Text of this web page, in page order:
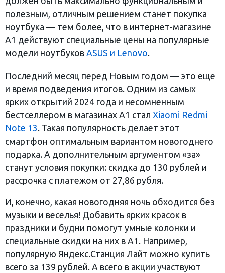
полезным, отличным решением станет покупка
ноутбука — тем более, что в интернет-магазине
А1 действуют специальные цены на популярные
модели ноутбуков ASUS и Lenovo.
Последний месяц перед Новым годом — это еще
и время подведения итогов. Одним из самых
ярких открытий 2024 года и несомненным
бестселлером в магазинах А1 стал Xiaomi Redmi
Note 13. Такая популярность делает этот
смартфон оптимальным вариантом новогоднего
подарка. А дополнительным аргументом «за»
станут условия покупки: скидка до 130 рублей и
рассрочка с платежом от 27,86 рубля.
И, конечно, какая новогодняя ночь обходится без
музыки и веселья! Добавить ярких красок в
праздники и будни помогут умные колонки и
специальные скидки на них в А1. Например,
популярную Яндекс.Станция Лайт можно купить
всего за 139 рублей. А всего в акции участвуют